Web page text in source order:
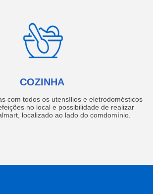
COZINHA
com todos os utensílios e eletrodomésticos
no local e possibilidade de realizar
localizado ao lado do comdomínio.